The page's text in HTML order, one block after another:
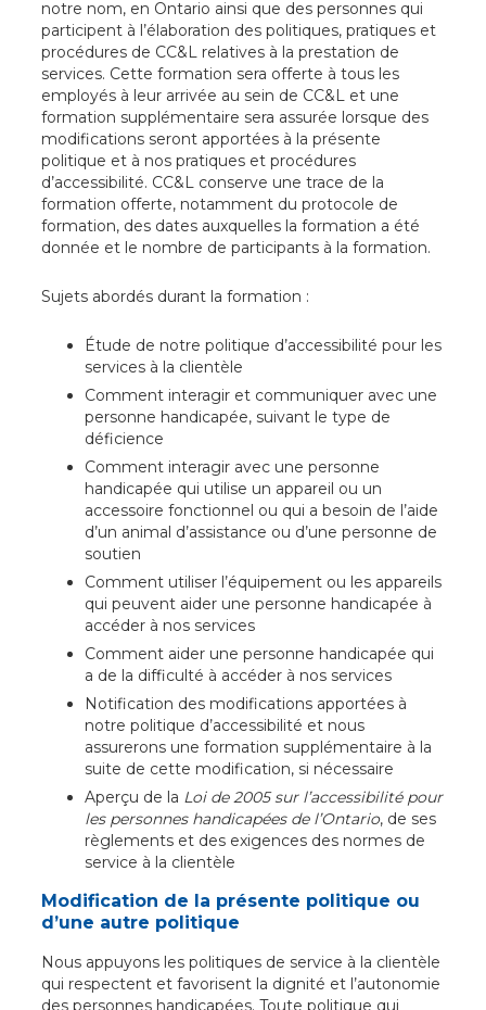
notre nom, en Ontario ainsi que des personnes qui
participent à l’élaboration des politiques, pratiques et
procédures de CC&L relatives à la prestation de
services. Cette formation sera offerte à tous les
employés à leur arrivée au sein de CC&L et une
formation supplémentaire sera assurée lorsque des
modifications seront apportées à la présente
politique et à nos pratiques et procédures
d’accessibilité. CC&L conserve une trace de la
formation offerte, notamment du protocole de
formation, des dates auxquelles la formation a été
donnée et le nombre de participants à la formation.
Sujets abordés durant la formation :
Étude de notre politique d’accessibilité pour les
services à la clientèle
Comment interagir et communiquer avec une
personne handicapée, suivant le type de
déficience
Comment interagir avec une personne
handicapée qui utilise un appareil ou un
accessoire fonctionnel ou qui a besoin de l’aide
d’un animal d’assistance ou d’une personne de
soutien
Comment utiliser l’équipement ou les appareils
qui peuvent aider une personne handicapée à
accéder à nos services
Comment aider une personne handicapée qui
a de la difficulté à accéder à nos services
Notification des modifications apportées à
notre politique d’accessibilité et nous
assurerons une formation supplémentaire à la
suite de cette modification, si nécessaire
Aperçu de la Loi de 2005 sur l’accessibilité pour
les personnes handicapées de l’Ontario, de ses
règlements et des exigences des normes de
service à la clientèle
Modification de la présente politique ou
d’une autre politique
Nous appuyons les politiques de service à la clientèle
qui respectent et favorisent la dignité et l’autonomie
des personnes handicapées. Toute politique qui